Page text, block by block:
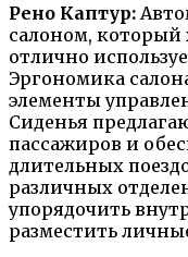
Рено Каптур:
салоном,
отлично
Эргономика
элементы
Сиденья
пассажиров и
длительных
различных
упорядочить
разместить